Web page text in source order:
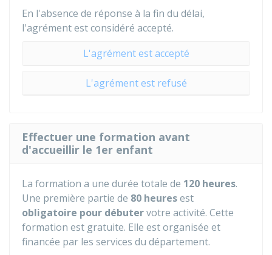
En l'absence de réponse à la fin du délai,
l'agrément est considéré accepté.
L'agrément est accepté
L'agrément est refusé
Effectuer une formation avant
d'accueillir le 1er enfant
La formation a une durée totale de 120 heures.
Une première partie de 80 heuresest
obligatoire pour débutervotre activité. Cette
formation est gratuite. Elle est organisée et
financée par les services du département.